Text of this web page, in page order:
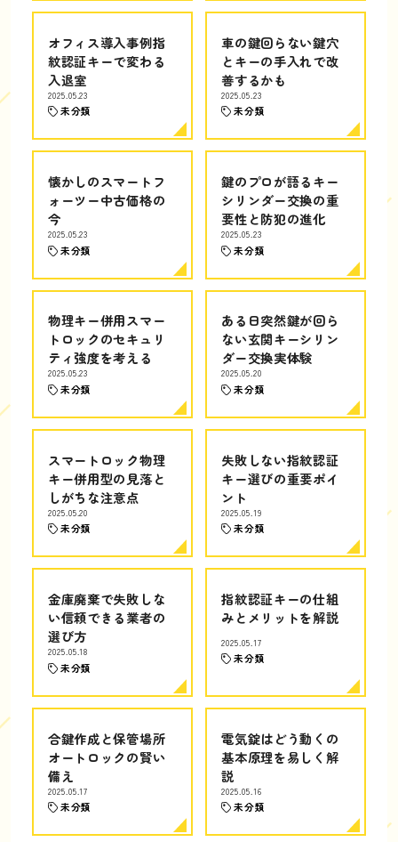
オフィス導入事例指
紋認証キーで変わる
入退室
2025.05.23
未分類
車の鍵回らない鍵穴
とキーの手入れで改
善するかも
2025.05.23
未分類
懐かしのスマートフ
ォーツー中古価格の
今
2025.05.23
未分類
鍵のプロが語るキー
シリンダー交換の重
要性と防犯の進化
2025.05.23
未分類
物理キー併用スマー
トロックのセキュリ
ティ強度を考える
2025.05.23
未分類
ある日突然鍵が回ら
ない玄関キーシリン
ダー交換実体験
2025.05.20
未分類
スマートロック物理
キー併用型の見落と
しがちな注意点
2025.05.20
未分類
失敗しない指紋認証
キー選びの重要ポイ
ント
2025.05.19
未分類
金庫廃棄で失敗しな
い信頼できる業者の
選び方
2025.05.18
未分類
指紋認証キーの仕組
みとメリットを解説
2025.05.17
未分類
合鍵作成と保管場所
オートロックの賢い
備え
2025.05.17
未分類
電気錠はどう動くの
基本原理を易しく解
説
2025.05.16
未分類